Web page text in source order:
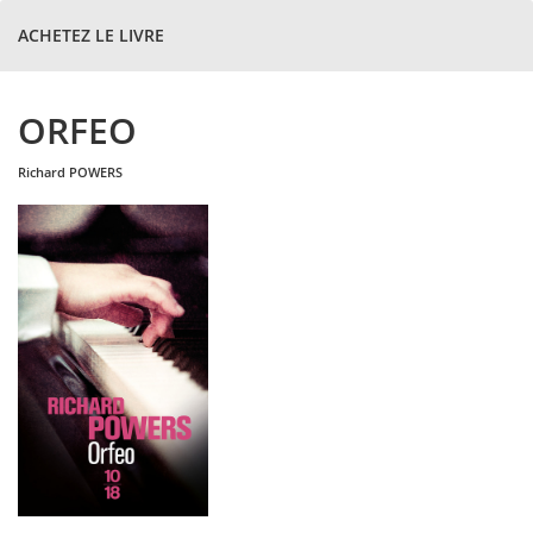
ACHETEZ LE LIVRE
ORFEO
richard POWERS